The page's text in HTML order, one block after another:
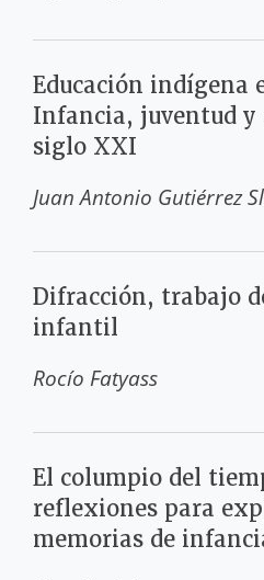
Educación indígena
Infancia, juventud y
siglo XXI
Juan Antonio Gutiérrez
Difracción, trabajo
infantil
Rocío Fatyass
El columpio del
reflexiones para
memorias de